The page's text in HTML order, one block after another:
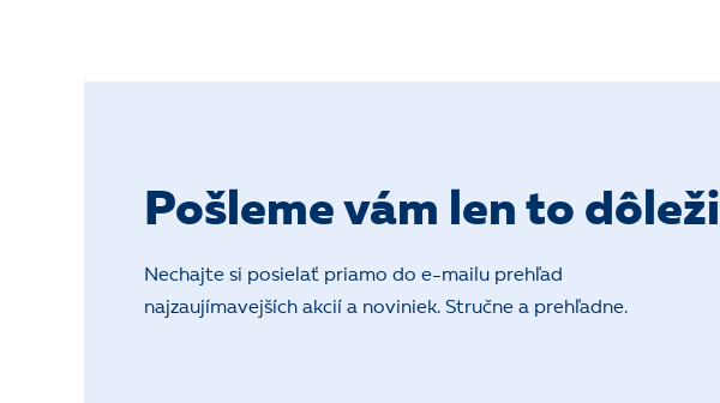
Pošleme vám len to
Nechajte si posielať priamo do e-mailu prehľad
najzaujímavejších akcií a noviniek. Stručne a prehľadne.